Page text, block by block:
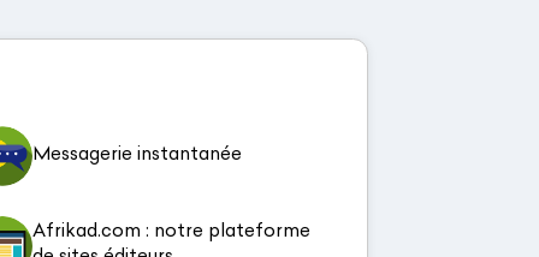
Messagerie instantanée
Afrikad.com : notre plateforme